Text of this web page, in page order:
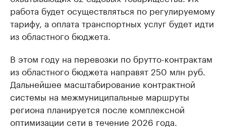
работа будет осуществляться по регулируемому
тарифу, а оплата транспортных услуг будет идти
из областного бюджета.
В этом году на перевозки по брутто-контрактам
из областного бюджета направят 250 млн руб.
Дальнейшее масштабирование контрактной
системы на межмуниципальные маршруты
региона планируется после комплексной
оптимизации сети в течение 2026 года.